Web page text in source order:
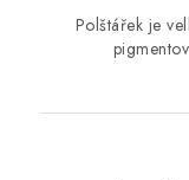
Polštářek je